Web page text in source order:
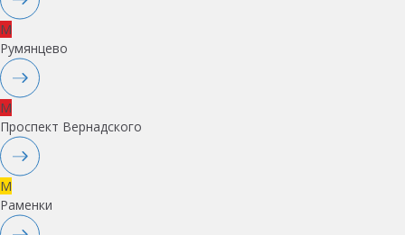
M
Румянцево
M
Проспект Вернадского
M
Раменки